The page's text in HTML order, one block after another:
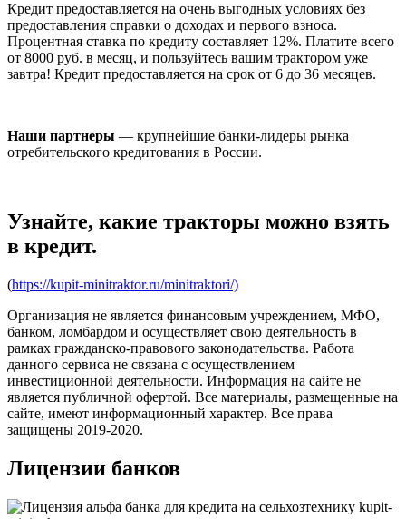
Кредит предоставляется на очень выгодных условиях без
предоставления справки о доходах и первого взноса.
Процентная ставка по кредиту составляет 12%. Платите всего
от 8000 руб. в месяц, и пользуйтесь вашим трактором уже
завтра! Кредит предоставляется на срок от 6 до 36 месяцев.
Наши партнеры — крупнейшие банки-лидеры рынка
отребительского кредитования в России.
Узнайте, какие тракторы можно взять
в кредит.
(https://kupit-minitraktor.ru/minitraktori/)
Организация не является финансовым учреждением, МФО,
банком, ломбардом и осуществляет свою деятельность в
рамках гражданско-правового законодательства. Работа
данного сервиса не связана с осуществлением
инвестиционной деятельности. Информация на сайте не
является публичной офертой. Все материалы, размещенные на
сайте, имеют информационный характер. Все права
защищены 2019-2020.
Лицензии банков